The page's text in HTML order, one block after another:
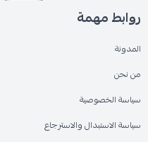
روابط مهمة
المدونة
من نحن
سياسة الخصوصية
سياسة الاستبدال والاسترجاع